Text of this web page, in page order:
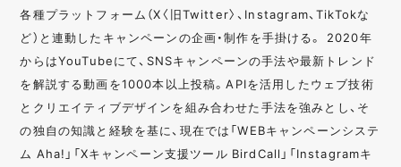
各種プラットフォーム（X〈旧Twitter〉、Instagram、TikTokな
ど）と連動したキャンペーンの企画・制作を手掛ける。 2020年
からはYouTubeにて、SNSキャンペーンの手法や最新トレンド
を解説する動画を1000本以上投稿。APIを活用したウェブ技術
とクリエイティブデザインを組み合わせた手法を強みとし、そ
の独自の知識と経験を基に、現在では「WEBキャンペーンシステ
ム Aha!」「Xキャンペーン支援ツール BirdCall」「Instagramキ